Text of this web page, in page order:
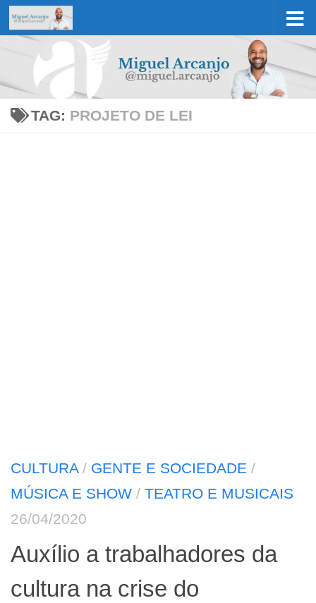
Skip to content
TAG: PROJETO DE LEI
CULTURA/ GENTE E SOCIEDADE /
MÚSICA E SHOW / TEATRO E MUSICAIS
26/04/2020
Auxílio a trabalhadores da
cultura na crise do